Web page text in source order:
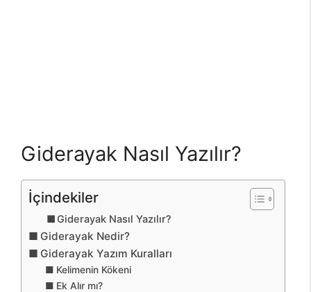
Giderayak Nasıl Yazılır?
İçindekiler
Giderayak Nasıl Yazılır?
Giderayak Nedir?
Giderayak Yazım Kuralları
Kelimenin Kökeni
Ek Alır mı?